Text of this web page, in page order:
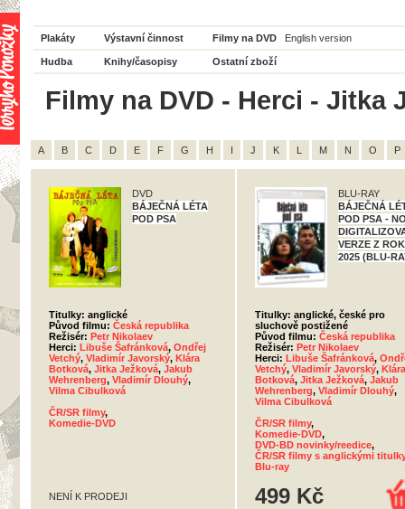
Plakáty Výstavní činnost Filmy na DVD English version
Hudba Knihy/časopisy Ostatní zboží
Filmy na DVD - Herci - Jitka
A B C D E F G H I J K L M N O P
DVD
BÁJEČNÁ LÉTA
POD PSA
Titulky: anglické
Původ filmu: Česká republika
Režisér: Petr Nikolaev
Herci: Libuše Šafránková, Ondřej
Vetchý, Vladimír Javorský, Klára
Botková, Jitka Ježková, Jakub
Wehrenberg, Vladimír Dlouhý,
Vilma Cibulková
ČR/SR filmy,
Komedie-DVD
NENÍ K PRODEJI
BLU-RAY
BÁJEČNÁ
POD PSA -
VERZE Z
2025 (BLU-
Titulky: anglické, české pro
sluchově postižené
Původ filmu: Česká republika
Režisér: Petr Nikolaev
Herci: Libuše Šafránková,
Vetchý, Vladimír Javorský, Klára
Botková, Jitka Ježková, Jakub
Wehrenberg, Vladimír Dlouhý,
Vilma Cibulková
ČR/SR filmy,
Komedie-DVD,
DVD-BD novinky/reedice,
ČR/SR filmy s anglickými titulky
Blu-ray
499 Kč